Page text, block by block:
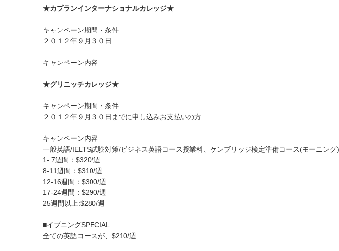
★カプランインターナショナルカレッジ★
キャンペーン期間・条件
２０１２年９月３０日
キャンペーン内容
★グリニッチカレッジ★
キャンペーン期間・条件
２０１２年９月３０日までに申し込みお支払いの方
キャンペーン内容
一般英語/IELTS試験対策/ビジネス英語コース授業料、ケンブリッジ検定準備コース(モーニング)
1- 7週間：$320/週
8-11週間：$310/週
12-16週間：$300/週
17-24週間：$290/週
25週間以上:$280/週
■イブニングSPECIAL
全ての英語コースが、$210/週